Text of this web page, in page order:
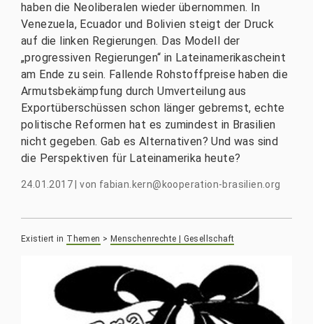
haben die Neoliberalen wieder übernommen. In
Venezuela, Ecuador und Bolivien steigt der Druck
auf die linken Regierungen. Das Modell der
„progressiven Regierungen“ in Lateinamerikascheint
am Ende zu sein. Fallende Rohstoffpreise haben die
Armutsbekämpfung durch Umverteilung aus
Exportüberschüssen schon länger gebremst, echte
politische Reformen hat es zumindest in Brasilien
nicht gegeben. Gab es Alternativen? Und was sind
die Perspektiven für Lateinamerika heute?
24.01.2017 |von fabian.kern@kooperation-brasilien.org
Existiert in Themen > Menschenrechte | Gesellschaft